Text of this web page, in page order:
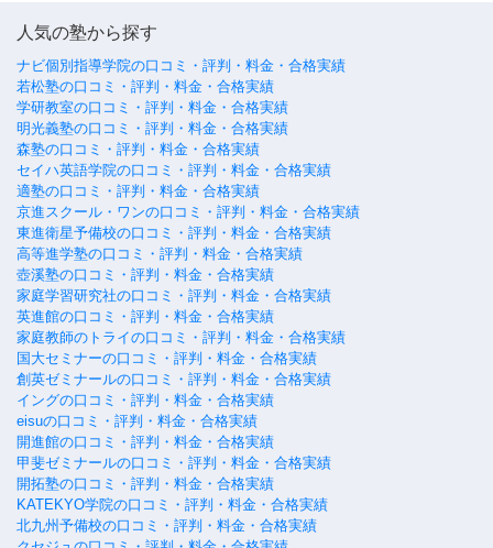
人気の塾から探す
ナビ個別指導学院の口コミ・評判・料金・合格実績
若松塾の口コミ・評判・料金・合格実績
学研教室の口コミ・評判・料金・合格実績
明光義塾の口コミ・評判・料金・合格実績
森塾の口コミ・評判・料金・合格実績
セイハ英語学院の口コミ・評判・料金・合格実績
適塾の口コミ・評判・料金・合格実績
京進スクール・ワンの口コミ・評判・料金・合格実績
東進衛星予備校の口コミ・評判・料金・合格実績
高等進学塾の口コミ・評判・料金・合格実績
壺溪塾の口コミ・評判・料金・合格実績
家庭学習研究社の口コミ・評判・料金・合格実績
英進館の口コミ・評判・料金・合格実績
家庭教師のトライの口コミ・評判・料金・合格実績
国大セミナーの口コミ・評判・料金・合格実績
創英ゼミナールの口コミ・評判・料金・合格実績
イングの口コミ・評判・料金・合格実績
eisuの口コミ・評判・料金・合格実績
開進館の口コミ・評判・料金・合格実績
甲斐ゼミナールの口コミ・評判・料金・合格実績
開拓塾の口コミ・評判・料金・合格実績
KATEKYO学院の口コミ・評判・料金・合格実績
北九州予備校の口コミ・評判・料金・合格実績